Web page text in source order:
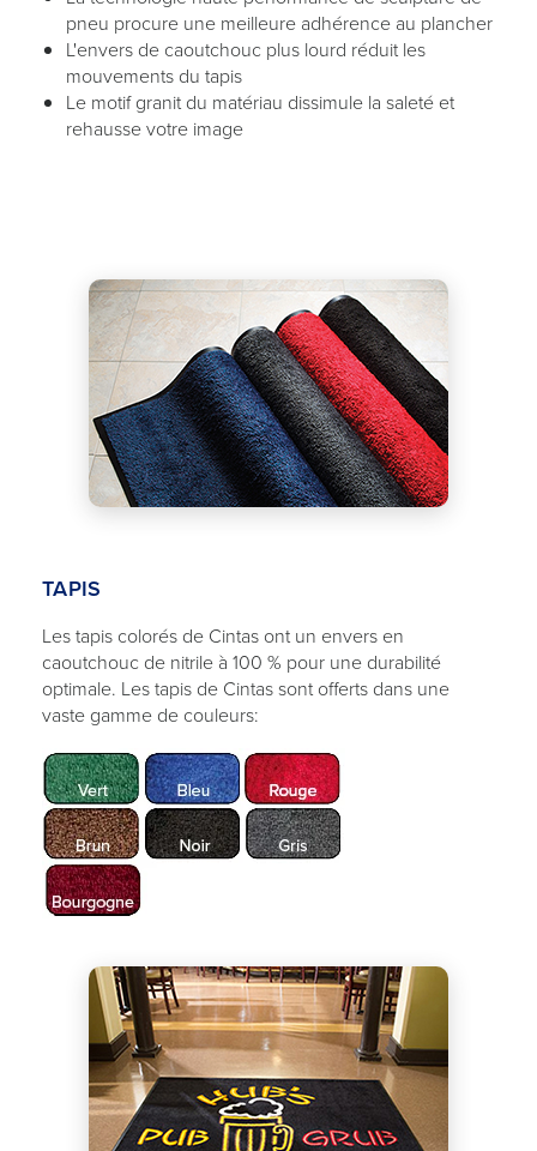
pneu procure une meilleure adhérence au plancher
L'envers de caoutchouc plus lourd réduit les
mouvements du tapis
Le motif granit du matériau dissimule la saleté et
rehausse votre image
TAPIS
Les tapis colorés de Cintas ont un envers en
caoutchouc de nitrile à 100 % pour une durabilité
optimale. Les tapis de Cintas sont offerts dans une
vaste gamme de couleurs: